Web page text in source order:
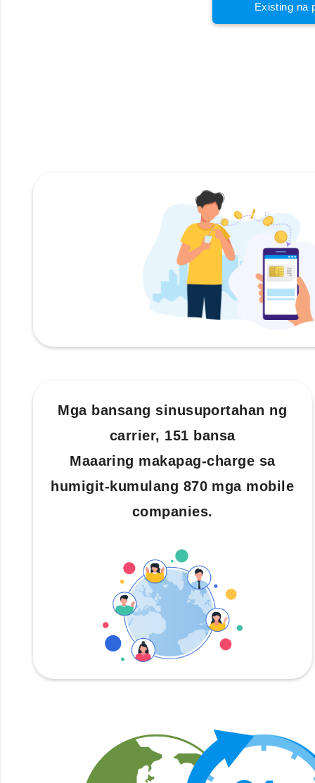
Existing na
Mga bansang sinusuportahan ng
carrier, 151 bansa
Maaaring makapag-charge sa
humigit-kumulang 870 mga mobile
companies.